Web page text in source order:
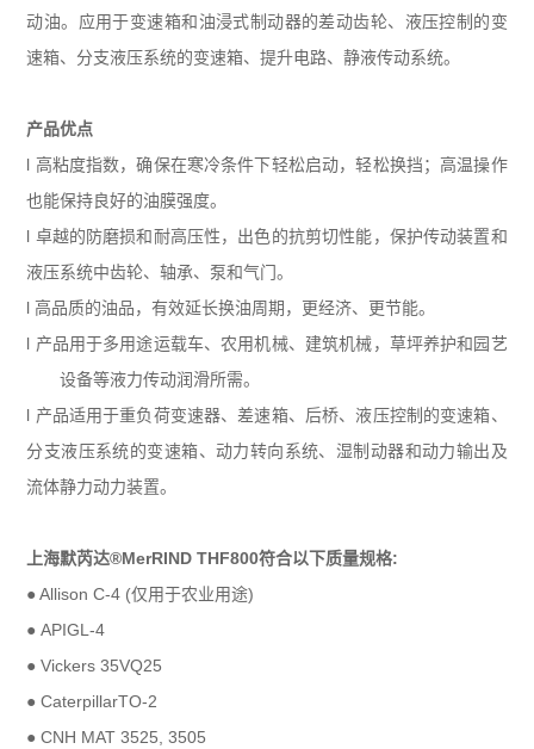
动油。应用于变速箱和油浸式制动器的差动齿轮、液压控制的变
速箱、分支液压系统的变速箱、提升电路、静液传动系统。
产品优点
l 高粘度指数，确保在寒冷条件下轻松启动，轻松换挡；高温操作
也能保持良好的油膜强度。
l 卓越的防磨损和耐高压性，出色的抗剪切性能，保护传动装置和
液压系统中齿轮、轴承、泵和气门。
l 高品质的油品，有效延长换油周期，更经济、更节能。
l 产品用于多用途运载车、农用机械、建筑机械，草坪养护和园艺
设备等液力传动润滑所需。
l 产品适用于重负荷变速器、差速箱、后桥、液压控制的变速箱、
分支液压系统的变速箱、动力转向系统、湿制动器和动力输出及
流体静力动力装置。
上海默芮达®MerRIND THF800符合以下质量规格:
● Allison C-4 (仅用于农业用途)
●APIGL-4
●Vickers 35VQ25
●CaterpillarTO-2
●CNH MAT 3525, 3505